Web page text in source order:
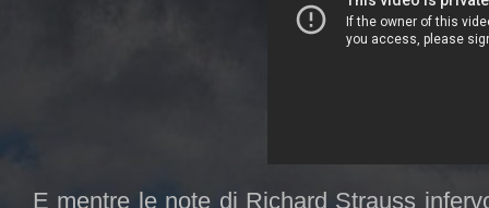
E mentre le note di Richard Strauss